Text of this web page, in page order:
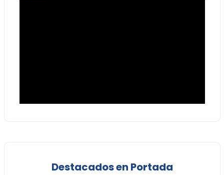
Destacados en Portada